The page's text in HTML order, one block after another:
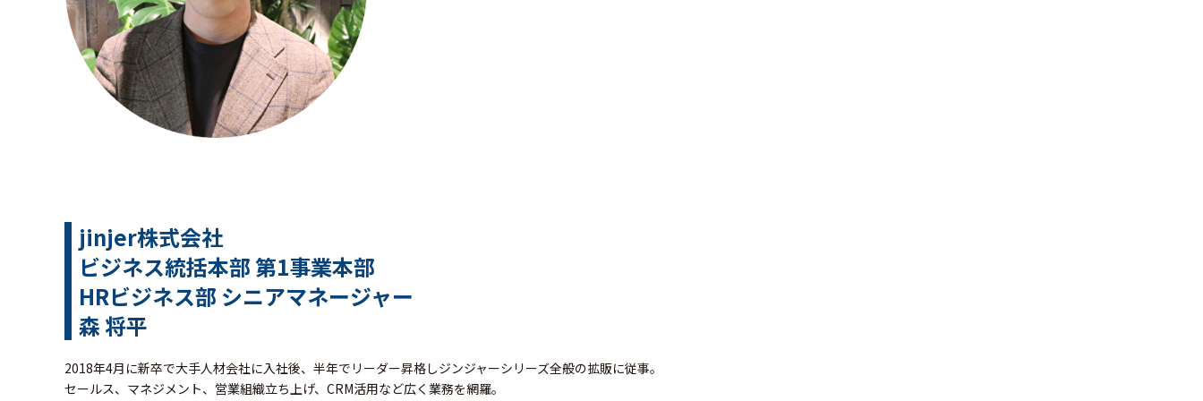
jinjer株式会社
ビジネス統括本部 第1事業本部
HRビジネス部 シニアマネージャー
森 将平
2018年4月に新卒で大手人材会社に入社後、半年でリーダー昇格しジンジャーシリーズ全般の拡販に従事。
セールス、マネジメント、営業組織立ち上げ、CRM活用など広く業務を網羅。